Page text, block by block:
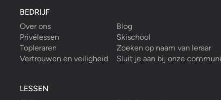
BEDRIJF
Over ons
Blog
Privélessen
Skischool
Topleraren
Zoeken op naam van leraar
Vertrouwen en veiligheid
Sluit je aan bij onze
LESSEN